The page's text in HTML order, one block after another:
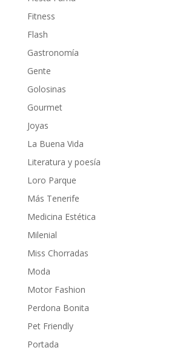
Fitness
Flash
Gastronomía
Gente
Golosinas
Gourmet
Joyas
La Buena Vida
Literatura y poesía
Loro Parque
Más Tenerife
Medicina Estética
Milenial
Miss Chorradas
Moda
Motor Fashion
Perdona Bonita
Pet Friendly
Portada